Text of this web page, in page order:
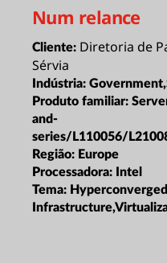
Num relance
Cliente: Diretoria de
Sérvia
Indústria:
Produto familiar:
and-
series/L110056/
Região: Europe
Processadora: Intel
Tema: Hyperconverged